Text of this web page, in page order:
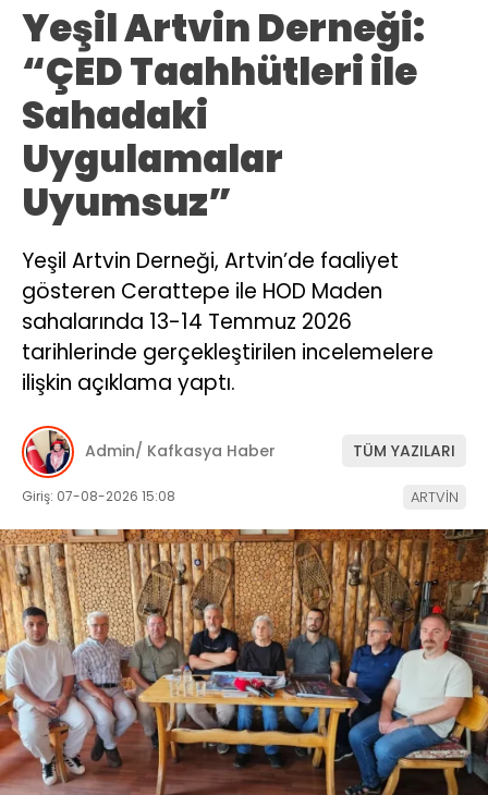
Yeşil Artvin Derneği:
“ÇED Taahhütleri ile
Sahadaki
Uygulamalar
Uyumsuz”
Yeşil Artvin Derneği, Artvin’de faaliyet
gösteren Cerattepe ile HOD Maden
sahalarında 13-14 Temmuz 2026
tarihlerinde gerçekleştirilen incelemelere
ilişkin açıklama yaptı.
Admin/ Kafkasya Haber TÜM YAZILARI
Giriş: 07-08-2026 15:08 ARTVİN